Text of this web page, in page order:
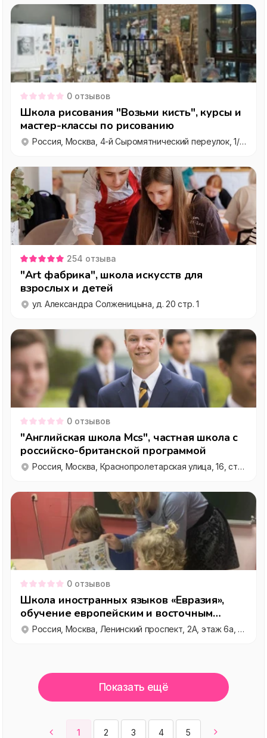
0 отзывов
Школа рисования "Возьми кисть", курсы и
мастер-классы по рисованию
Россия, Москва, 4-й Сыромятнический переулок, 1/8с21, ЦСИ Винзавод", подъезд 1А"
254 отзыва
"Art фабрика", школа искусств для
взрослых и детей
ул. Александра Солженицына, д. 20 стр. 1
0 отзывов
"Английская школа Mcs", частная школа с
российско-британской программой
Россия, Москва, Краснопролетарская улица, 16, стр. 11
0 отзывов
Школа иностранных языков «Евразия»,
обучение европейским и восточным
языкам
Россия, Москва, Ленинский проспект, 2А, этаж 6а, офис 619
1 2 3 4 5
Показать ещё